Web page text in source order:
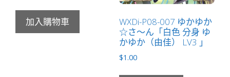
加入購物車
WXDi-P08-007 ゆかゆか
☆さ～ん「白色 分身 ゆ
かゆか（由佳） LV3 」
$1.00